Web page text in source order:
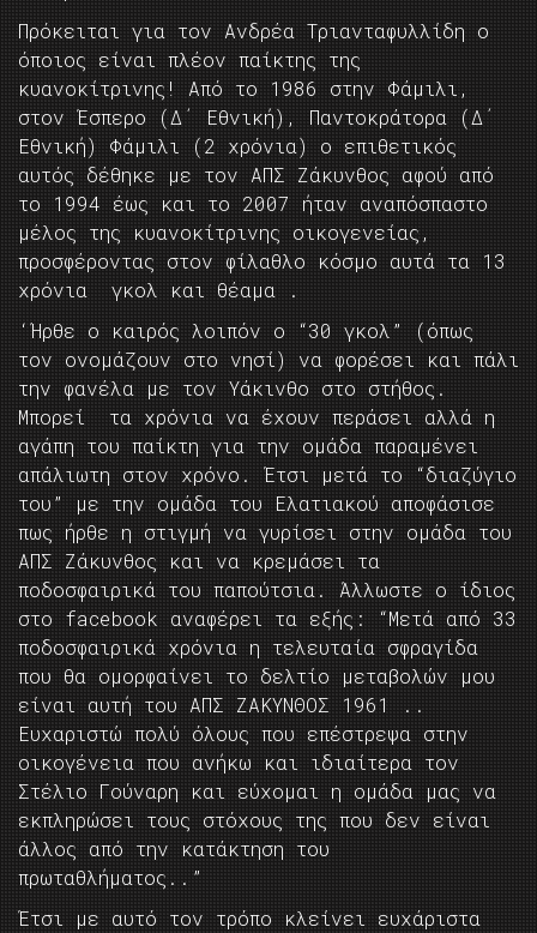
Πρόκειται για τον Ανδρέα Τριανταφυλλίδη ο
όποιος είναι πλέον παίκτης της
κυανοκίτρινης! Από το 1986 στην Φάμιλι,
στον Έσπερο (Δ΄ Εθνική), Παντοκράτορα (Δ΄
Εθνική) Φάμιλι (2 χρόνια) ο επιθετικός
αυτός δέθηκε με τον ΑΠΣ Ζάκυνθος αφού από
το 1994 έως και το 2007 ήταν αναπόσπαστο
μέλος της κυανοκίτρινης οικογενείας,
προσφέροντας στον φίλαθλο κόσμο αυτά τα 13
χρόνια γκολ και θέαμα .
‘Ήρθε ο καιρός λοιπόν ο “30 γκολ” (όπως
τον ονομάζουν στο νησί) να φορέσει και πάλι
την φανέλα με τον Υάκινθο στο στήθος.
Μπορεί τα χρόνια να έχουν περάσει αλλά η
αγάπη του παίκτη για την ομάδα παραμένει
απάλιωτη στον χρόνο. Έτσι μετά το “διαζύγιο
του” με την ομάδα του Ελατιακού αποφάσισε
πως ήρθε η στιγμή να γυρίσει στην ομάδα του
ΑΠΣ Ζάκυνθος και να κρεμάσει τα
ποδοσφαιρικά του παπούτσια. Άλλωστε ο ίδιος
στο facebook αναφέρει τα εξής: “Μετά από 33
ποδοσφαιρικά xρόνια η τελευταία σφραγίδα
που θα ομορφαίνει το δελτίο μεταβολών μου
είναι αυτή του ΑΠΣ ΖΑΚΥΝΘΟΣ 1961 ..
Ευχαριστώ πολύ όλους που επέστρεψα στην
οικογένεια που ανήκω και ιδιαίτερα τον
Στέλιο Γούναρη και εύχομαι η ομάδα μας να
εκπληρώσει τους στόχους της που δεν είναι
άλλος από την κατάκτηση του
πρωταθλήματος..”
Έτσι με αυτό τον τρόπο κλείνει ευχάριστα